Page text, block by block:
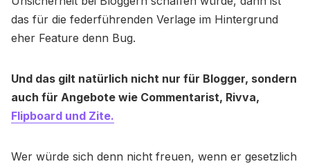
das für die federführenden Verlage im Hintergrund
eher Feature denn Bug.
Und das gilt natürlich nicht nur für Blogger, sondern
auch für Angebote wie Commentarist, Rivva,
Flipboard und Zite.
Wer würde sich denn nicht freuen, wenn er gesetzlich